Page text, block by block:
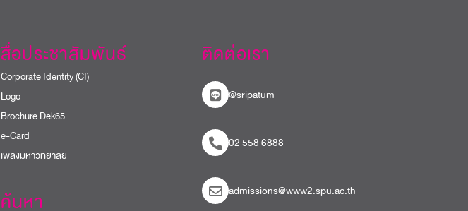
สื่อประชาสัมพันธ์
Corporate Identity (CI)
Logo
Brochure Dek65
e-Card
เพลงมหาวิทยาลัย
ค้นหา
ติดต่อเรา
@sripatum
02 558 6888
admissions@www2.spu.ac.th